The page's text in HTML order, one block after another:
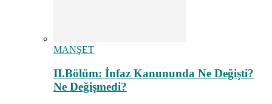
MANŞET
II.Bölüm: İnfaz Kanununda Ne Değişti?
Ne Değişmedi?